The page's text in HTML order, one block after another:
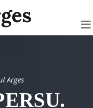
Arges